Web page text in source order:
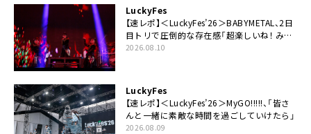
LuckyFes
【速レポ】＜LuckyFes’26＞BABYMETAL、2日
目トリで圧倒的な存在感「超楽しいね！ みん
なありがとう！」
2026.08.10
LuckyFes
【速レポ】＜LuckyFes’26＞MyGO!!!!!、「皆さ
んと一緒に素敵な時間を過ごしていけたら」
2026.08.09